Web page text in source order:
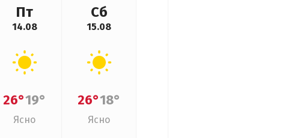
Пт
14.08
26°19°
Ясно
Сб
15.08
26°18°
Ясно